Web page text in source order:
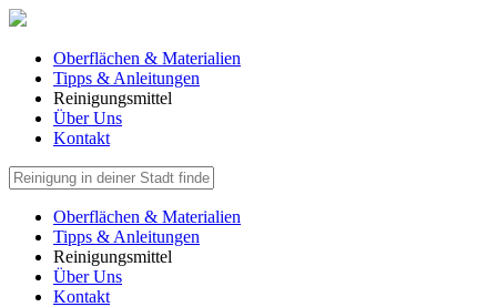
Oberflächen & Materialien
Tipps & Anleitungen
Reinigungsmittel
Über Uns
Kontakt
Oberflächen & Materialien
Tipps & Anleitungen
Reinigungsmittel
Über Uns
Kontakt